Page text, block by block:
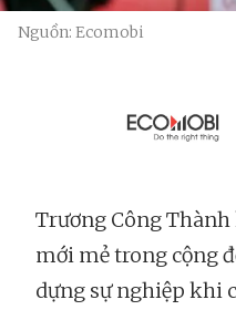
Nguồn: Ecomobi
Trương Công
mới mẻ trong cộng
dựng sự nghiệp khi